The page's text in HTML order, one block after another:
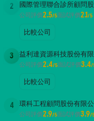
2 國際管理聯合診所顧問
公司評價2.5/5面試評價2.1/5
比較公司
3 益利達資源科技股份有
公司評價2.4/5面試評價3.4/
比較公司
4 環科工程顧問股份有限
公司評價2.9/5面試評價3.9/